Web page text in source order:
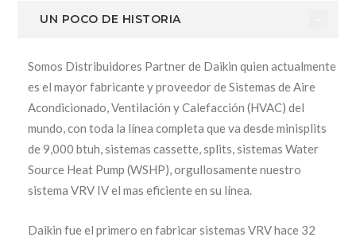
UN POCO DE HISTORIA
Somos Distribuidores Partner de Daikin quien actualmente
es el mayor fabricante y proveedor de Sistemas de Aire
Acondicionado, Ventilación y Calefacción (HVAC) del
mundo, con toda la línea completa que va desde minisplits
de 9,000 btuh, sistemas cassette, splits, sistemas Water
Source Heat Pump (WSHP), orgullosamente nuestro
sistema VRV IV el mas eficiente en su línea.
Daikin fue el primero en fabricar sistemas VRV hace 32